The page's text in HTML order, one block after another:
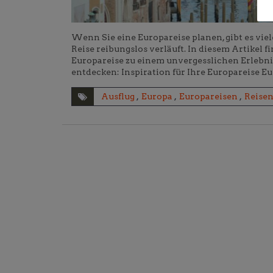
Wenn Sie eine Europareise planen, gibt es
Reise reibungslos verläuft. In diesem Artikel
Europareise zu einem unvergesslichen
entdecken: Inspiration für Ihre Europareise
Ausflug , Europa , Europareisen , Reisen